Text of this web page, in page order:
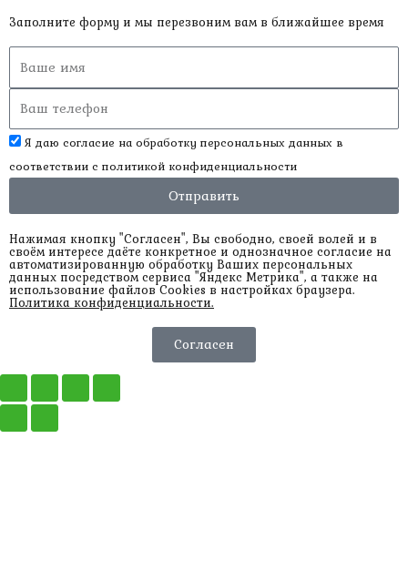
Заполните форму и мы перезвоним вам в ближайшее время
Я даю согласие на обработку персональных данных в
соответствии с политикой конфиденциальности
Отправить
Нажимая кнопку "Согласен", Вы свободно, своей волей и в
своём интересе даёте конкретное и однозначное согласие на
автоматизированную обработку Ваших персональных
данных посредством сервиса "Яндекс Метрика", а также на
использование файлов Cookies в настройках браузера.
Политика конфиденциальности.
Согласен